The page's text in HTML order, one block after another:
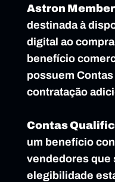
Astron
destinada à
digital ao
benefício
possuem
contratação
Contas
um benefício
vendedores que